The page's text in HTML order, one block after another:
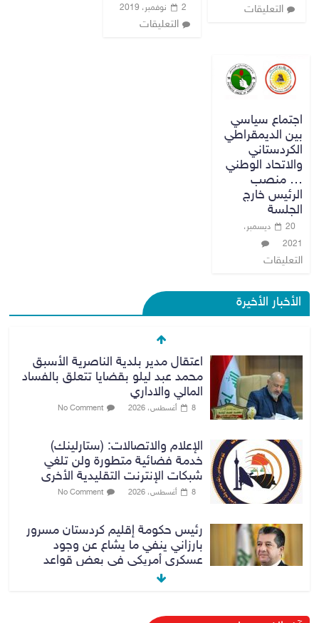
التعليقات 2 نوفمبر، 2019
التعليقات
اجتماع سياسي
بين الديمقراطي
الكردستاني
والاتحاد الوطني
… منصب
الرئيس خارج
الجلسة
20 ديسمبر،
2021
التعليقات
الأخبار الأخيرة
اعتقال مدير بلدية الناصرية الأسبق
محمد عبد ليلو بقضايا تتعلق بالفساد
المالي والاداري
8 أغسطس، 2026 No Comment
الإعلام والاتصالات: (ستارلينك)
خدمة فضائية متطورة ولن تلغي
شبكات الإنترنت التقليدية الأخرى
8 أغسطس، 2026 No Comment
رئيس حكومة إقليم كردستان مسرور
بارزاني ينفي ما يشاع عن وجود
عسكري أمريكي في بعض قواعد